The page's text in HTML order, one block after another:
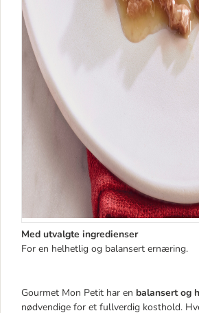
Med utvalgte ingredienser
For en helhetlig og balansert ernæring.
Gourmet Mon Petit har en balansert og
nødvendige for et fullverdig kosthold.